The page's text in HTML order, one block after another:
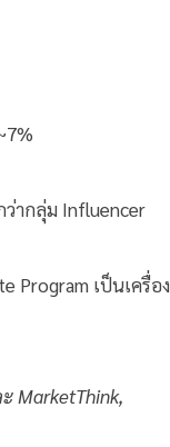
ว่ากลุ่ม Influencer
Program เป็นเครื่อง
MarketThink,